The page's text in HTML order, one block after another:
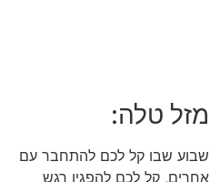
מזל טלה:
שבוע שבו קל לכם להתחבר עם
אחרים, קל לכם להפגין רגש